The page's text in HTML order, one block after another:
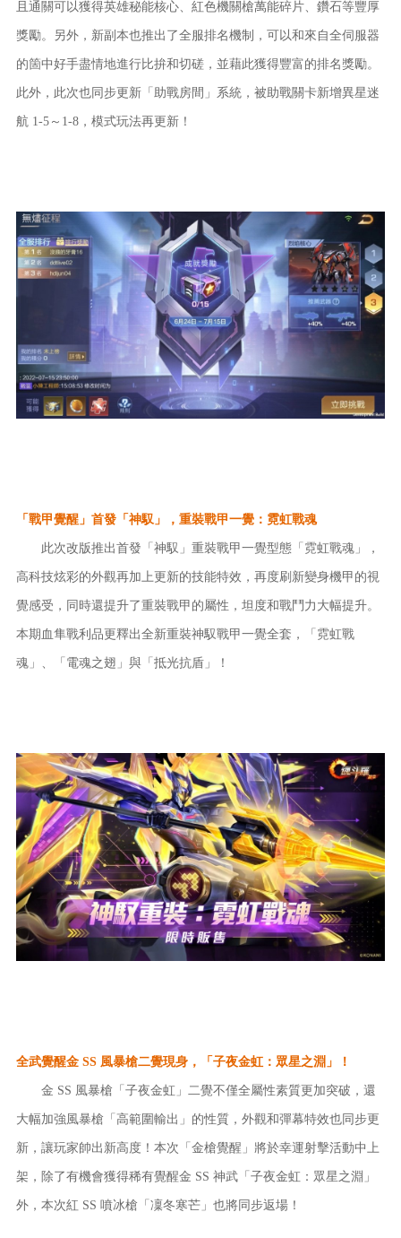
且通關可以獲得英雄秘能核心、紅色機關槍萬能碎片、鑽石等豐厚
獎勵。另外，新副本也推出了全服排名機制，可以和來自全伺服器
的箇中好手盡情地進行比拚和切磋，並藉此獲得豐富的排名獎勵。
此外，此次也同步更新「助戰房間」系統，被助戰關卡新增異星迷
航 1-5～1-8，模式玩法再更新！
「戰甲覺醒」首發「神馭」，重裝戰甲一覺：霓虹戰魂
此次改版推出首發「神馭」重裝戰甲一覺型態「霓虹戰魂」，
高科技炫彩的外觀再加上更新的技能特效，再度刷新變身機甲的視
覺感受，同時還提升了重裝戰甲的屬性，坦度和戰鬥力大幅提升。
本期血隼戰利品更釋出全新重裝神馭戰甲一覺全套，「霓虹戰
魂」、「電魂之翅」與「抵光抗盾」！
全武覺醒金 SS 風暴槍二覺現身，「子夜金虹：眾星之淵」！
金 SS 風暴槍「子夜金虹」二覺不僅全屬性素質更加突破，還
大幅加強風暴槍「高範圍輸出」的性質，外觀和彈幕特效也同步更
新，讓玩家帥出新高度！本次「金槍覺醒」將於幸運射擊活動中上
架，除了有機會獲得稀有覺醒金 SS 神武「子夜金虹：眾星之淵」
外，本次紅 SS 噴冰槍「凜冬寒芒」也將同步返場！